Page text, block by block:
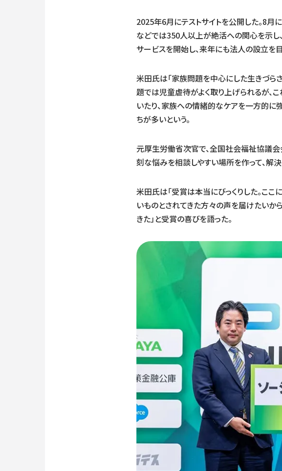
2025年6月にテストサイトを公開した。8月
などでは350人以上が絶活への関心を示し
サービスを開始し、来年にも法人の設立を
米田氏は「家族問題を中心にした生きづら
題では児童虐待がよく取り上げられるが、
いたり、家族への情緒的なケアを一方的に
ちが多いという。
元厚生労働省次官で、全国社会福祉協議会
刻な悩みを相談しやすい場所を作って、解
米田氏は「受賞は本当にびっくりした。こ
いものとされてきた方々の声を届けたいか
きた」と受賞の喜びを語った。